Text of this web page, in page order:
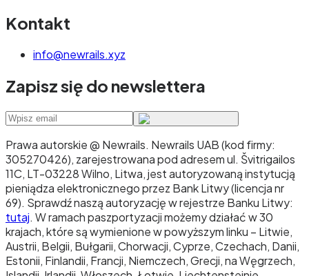
Kontakt
info@newrails.xyz
Zapisz się do newslettera
Prawa autorskie @ Newrails. Newrails UAB (kod firmy:
305270426), zarejestrowana pod adresem ul. Švitrigailos
11C, LT-03228 Wilno, Litwa, jest autoryzowaną instytucją
pieniądza elektronicznego przez Bank Litwy (licencja nr
69). Sprawdź naszą autoryzację w rejestrze Banku Litwy:
tutaj. W ramach paszportyzacji możemy działać w 30
krajach, które są wymienione w powyższym linku – Litwie,
Austrii, Belgii, Bułgarii, Chorwacji, Cyprze, Czechach, Danii,
Estonii, Finlandii, Francji, Niemczech, Grecji, na Węgrzech,